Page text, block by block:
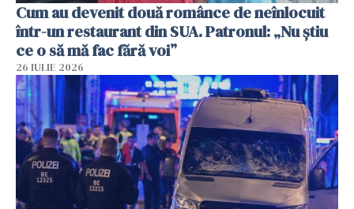
Cum au devenit două românce de neînlocuit
într-un restaurant din SUA. Patronul: „Nu știu
ce o să mă fac fără voi”
26 IULIE 2026